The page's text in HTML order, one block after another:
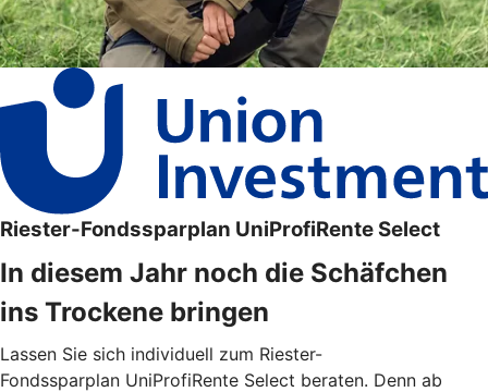
Riester-Fondssparplan UniProfiRente Select
In diesem Jahr noch die Schäfchen
ins Trockene bringen
Lassen Sie sich individuell zum Riester-
Fondssparplan UniProfiRente Select beraten. Denn ab